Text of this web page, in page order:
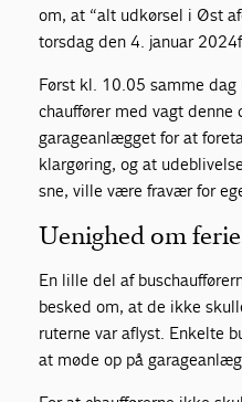
om, at “alt udkørsel i Øst
torsdag den 4. januar
Først kl. 10.05 samme
chauffører med vagt
garageanlægget for at
klargøring, og at
sne, ville være fravær for
Uenighed om
En lille del af
besked om, at de ikke
ruterne var aflyst. Enkelte
at møde op på